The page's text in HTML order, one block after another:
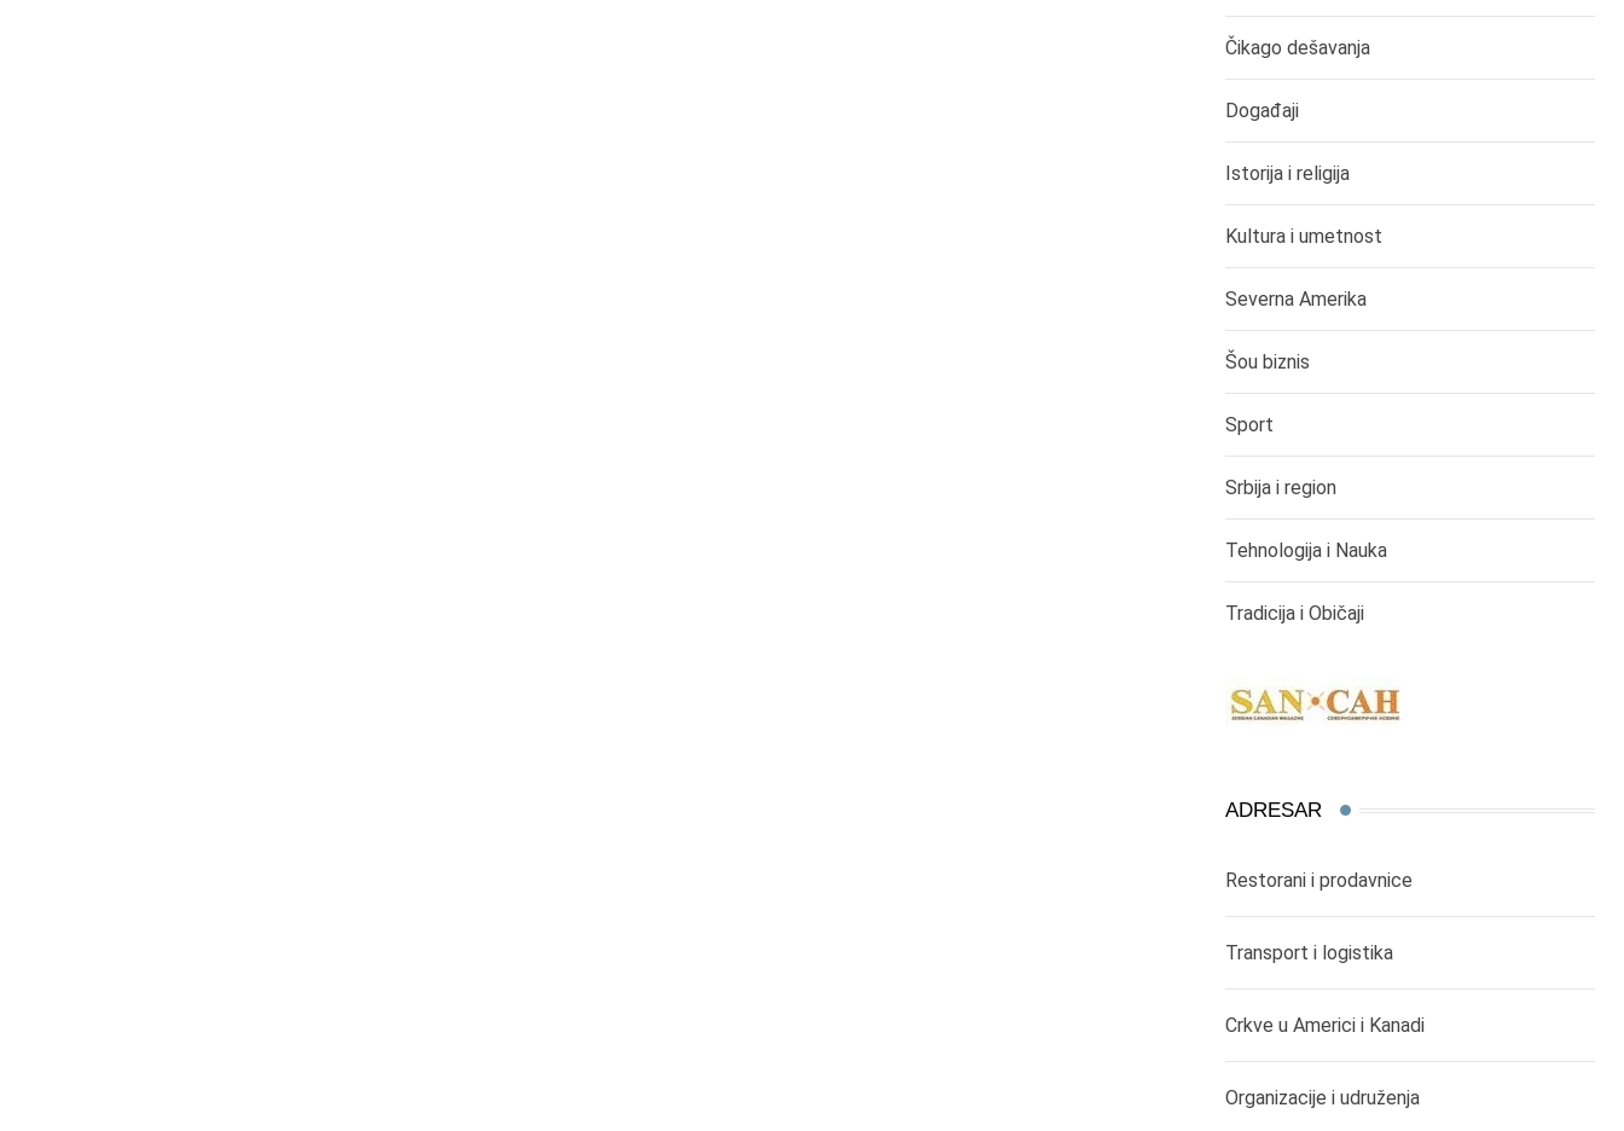
Čikago dešavanja
Događaji
Istorija i religija
Kultura i umetnost
Severna Amerika
Šou biznis
Sport
Srbija i region
Tehnologija i Nauka
Tradicija i Običaji
ADRESAR
Restorani i prodavnice
Transport i logistika
Crkve u Americi i Kanadi
Organizacije i udruženja